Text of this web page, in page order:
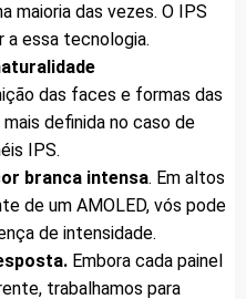
maioria das vezes. O IPS
a essa tecnologia.
das faces e formas das
definida no caso de
IPS.
branca intensa. Em altos
de um AMOLED, vós pode
de intensidade.
Embora cada painel
trabalhamos para